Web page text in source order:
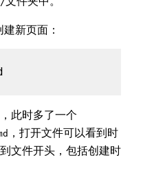
新页面：
此时多了一个
，打开文件可以看到时
文件开头，包括创建时